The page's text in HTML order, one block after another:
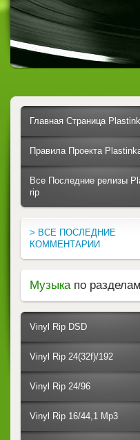
Главная Страница
Правила Проекта
Все Последние релизы
rip
> ВСЕ ПОСЛЕДНИЕ
КОММЕНТАРИИ
Музыка по разделам
Vinyl Rip DSD
Vinyl Rip 24(32f)/192
Vinyl Rip 24/96
Vinyl Rip 16/44,1 Mp3